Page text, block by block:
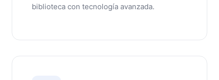
biblioteca con tecnología avanzada.